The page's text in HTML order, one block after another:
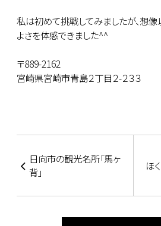
私は初めて挑戦してみましたが、想
よさを体感できました^^
〒889-2162
宮崎県宮崎市青島２丁目２-２３３
日向市の観光名所「馬ヶ
背」
ほ